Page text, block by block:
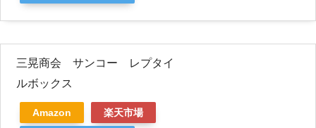
三晃商会 サンコー レプタイ
ルボックス
Amazon 楽天市場